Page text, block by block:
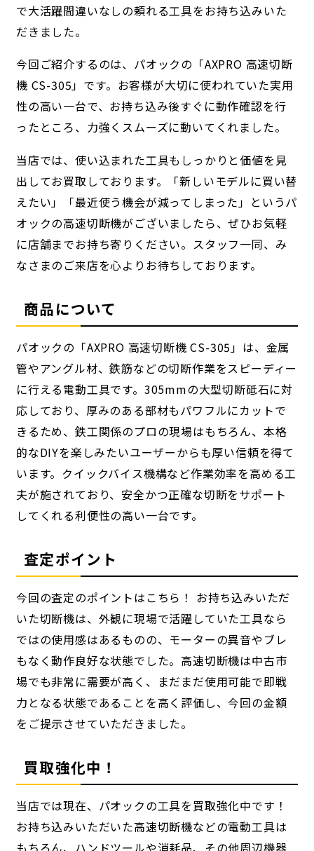
で大活躍間違いなしの頼れる工具をお持ち込みいた
だきました。
今回ご紹介するのは、パオックの「AXPRO 高速切断
機 CS-305」です。お客様が大切に使われていた実用
性の高い一台で、お持ち込み後すぐに動作確認を行
ったところ、力強くスムーズに動いてくれました。
当店では、使い込まれた工具もしっかりと価値を見
出してお買取しております。「新しいモデルに買い替
えたい」「最近使う機会が減ってしまった」というパ
オックの高速切断機がございましたら、ぜひお気軽
に店舗までお持ち寄りください。スタッフ一同、み
なさまのご来店を心よりお待ちしております。
商品について
パオックの「AXPRO 高速切断機 CS-305」は、金属
管やアングル材、鉄筋などの切断作業をスピーディー
に行える電動工具です。305mmの大型切断砥石に対
応しており、厚みのある部材もパワフルにカットで
きるため、鉄工関係のプロの現場はもちろん、本格
的なDIYを楽しみたいユーザーからも厚い信頼を得て
います。クイックバイス機構など作業効率を高める工
夫が施されており、安全かつ正確な切断をサポート
してくれる利便性の高い一台です。
査定ポイント
今回の査定のポイントはこちら！ お持ち込みいただ
いた切断機は、外観に現場で活躍していた工具なら
ではの使用感はあるものの、モーターの異音やブレ
もなく動作良好な状態でした。高速切断機は中古市
場でも非常に需要が高く、まだまだ使用可能で即戦
力となる状態であることを高く評価し、今回の金額
をご提示させていただきました。
買取強化中！
当店では現在、パオックの工具を買取強化中です！
お持ち込みいただいた高速切断機などの電動工具は
もちろん、ハンドツールや消耗品、その他周辺機器